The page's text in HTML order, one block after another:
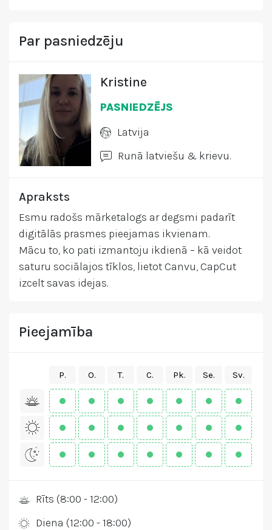
Par pasniedzēju
Kristine
PASNIEDZĒJS
Latvija
Runā latviešu & krievu.
Apraksts
Esmu radošs mārketalogs ar degsmi padarīt
digitālās prasmes pieejamas ikvienam.
Mācu to, ko pati izmantoju ikdienā – kā veidot
saturu sociālajos tīklos, lietot Canvu, CapCut
izcelt savas idejas.
Pieejamība
P. O. T. C. Pk. Se. Sv.
Rīts (8:00 - 12:00)
Diena (12:00 - 18:00)